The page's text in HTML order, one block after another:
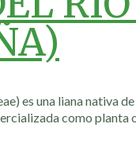
es una liana nativa
como planta